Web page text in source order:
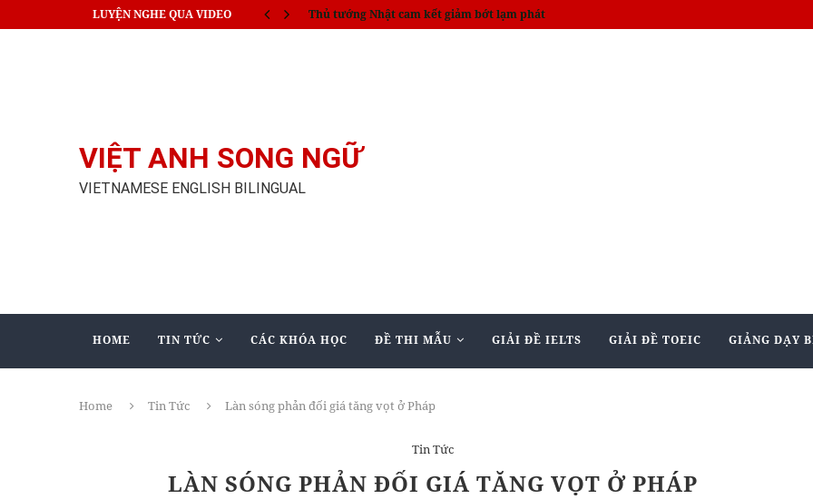
LUYỆN NGHE QUA VIDEO India train collision death toll rises to 14
VIỆT ANH SONG NGỮ
VIETNAMESE ENGLISH BILINGUAL
HOME TIN TỨC CÁC KHÓA HỌC ĐỀ THI MẪU GIẢI ĐỀ IELTS GIẢI ĐỀ TOEIC GIẢNG DẠY
Home Tin Tức Làn sóng phản đối giá tăng vọt ở Pháp
Tin Tức
LÀN SÓNG PHẢN ĐỐI GIÁ TĂNG VỌT Ở PHÁP